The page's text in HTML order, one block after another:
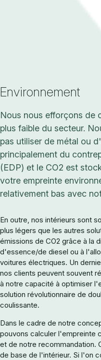
Environnement
Nous nous efforçons de
plus faible du secteur.
pas utiliser de métal ou
principalement du
(EDP) et le CO2 est
votre empreinte
relativement bas avec
En outre, nos intérieurs sont
plus légers que les autres
émissions de CO2 grâce à la
d'essence/de diesel ou à
voitures électriques. Un
nos clients peuvent souvent
à notre capacité à optimiser
solution révolutionnaire de
coulissante.
Dans le cadre de notre
pouvons calculer l'empreinte
et de notre recommandation.
de base de l'intérieur. Si l'on